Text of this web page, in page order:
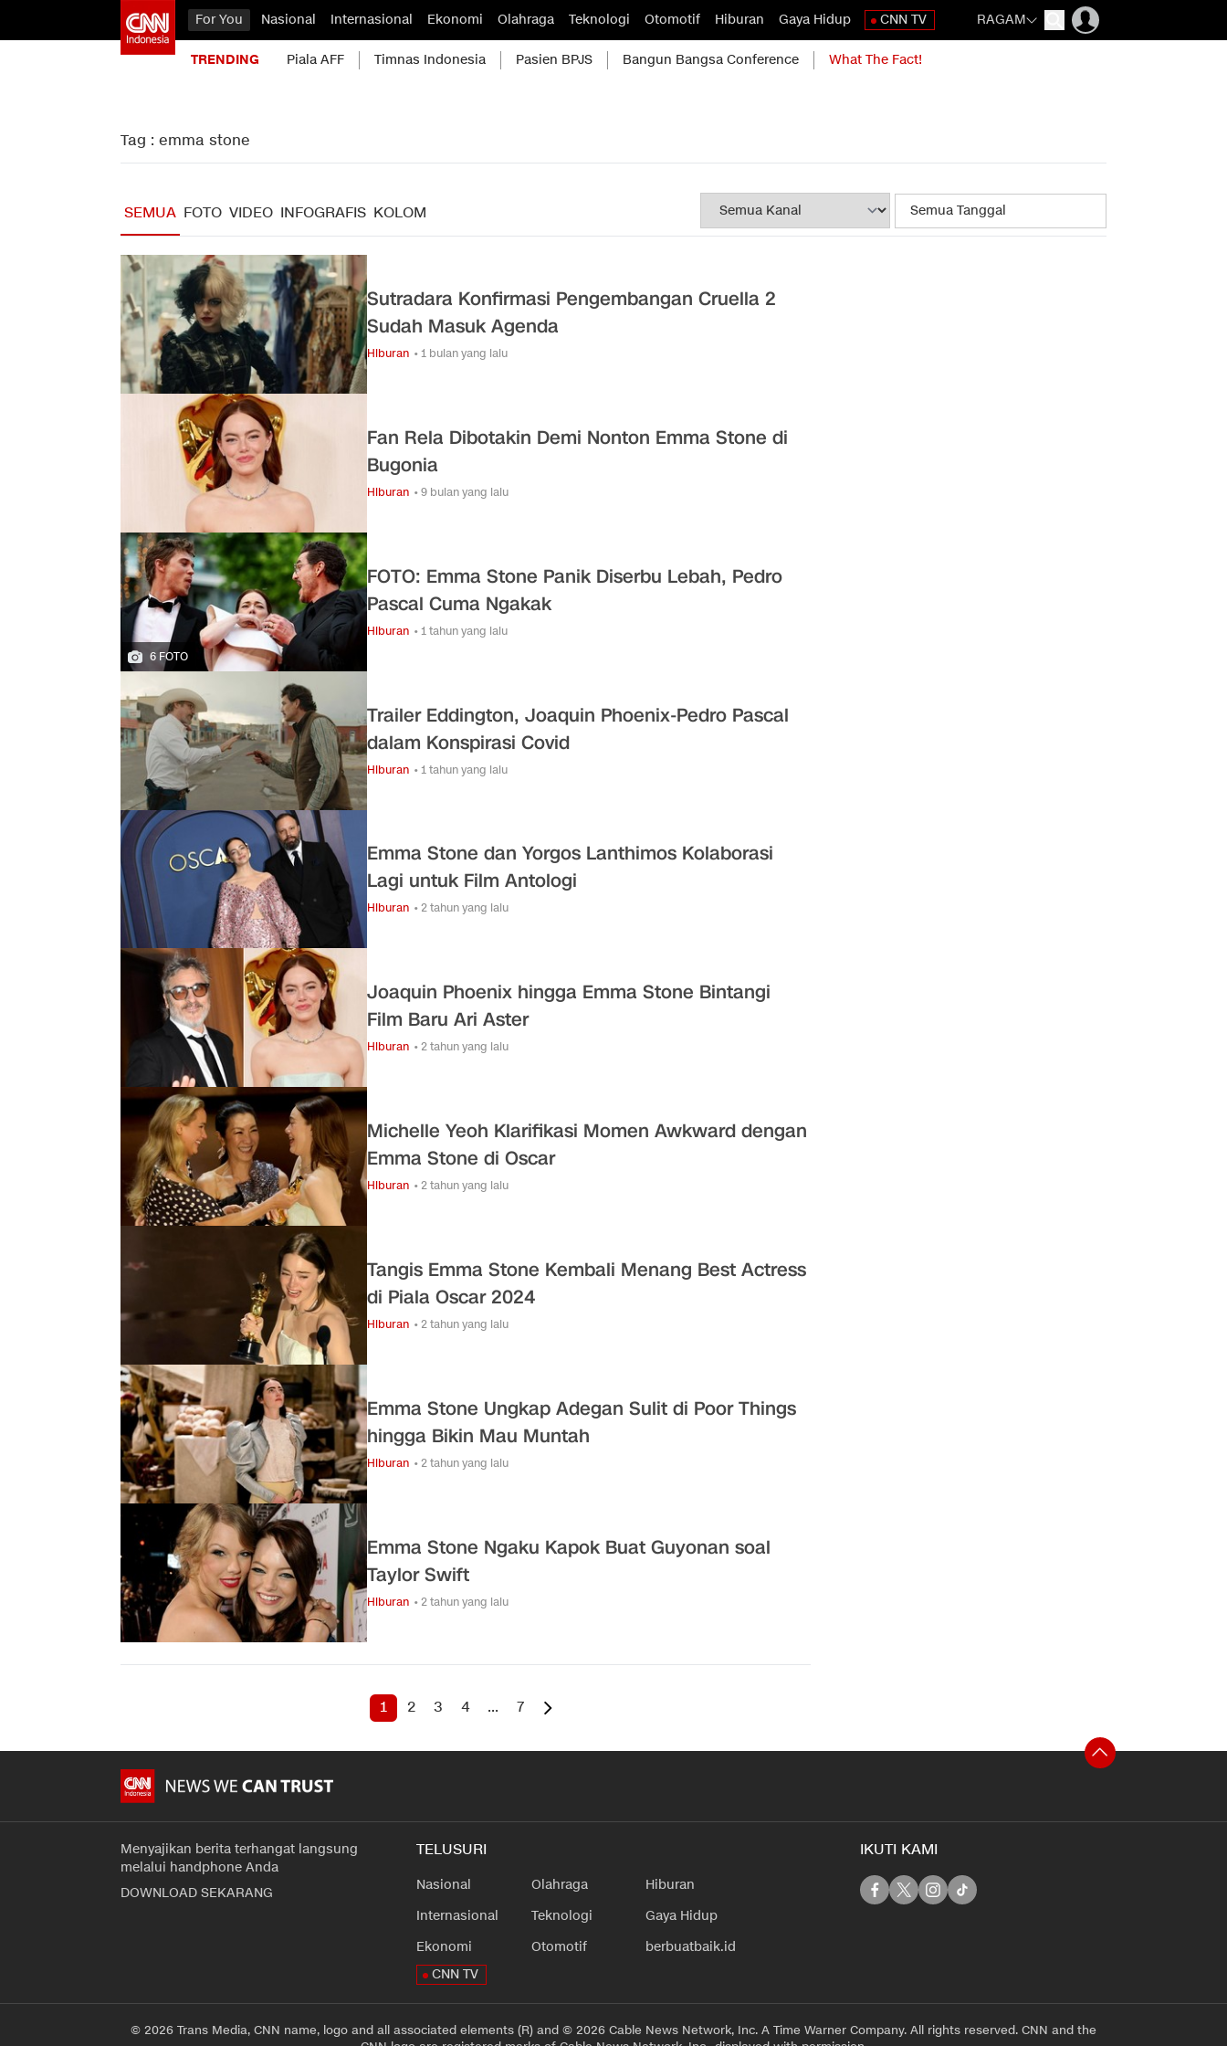
For You Nasional Internasional Ekonomi Olahraga Teknologi Otomotif Hiburan Gaya Hidup CNN TV RAGAM
TRENDING Piala AFF Timnas Indonesia Pasien BPJS Bangun Bangsa Conference What The Fact!
Tag : emma stone
SEMUA FOTO VIDEO INFOGRAFIS KOLOM
Sutradara Konfirmasi Pengembangan Cruella 2
Sudah Masuk Agenda
Hiburan • 1 bulan yang lalu
Fan Rela Dibotakin Demi Nonton Emma Stone di
Bugonia
Hiburan • 9 bulan yang lalu
6 FOTO
FOTO: Emma Stone Panik Diserbu Lebah, Pedro
Pascal Cuma Ngakak
Hiburan • 1 tahun yang lalu
Trailer Eddington, Joaquin Phoenix-Pedro Pascal
dalam Konspirasi Covid
Hiburan • 1 tahun yang lalu
Emma Stone dan Yorgos Lanthimos Kolaborasi
Lagi untuk Film Antologi
Hiburan • 2 tahun yang lalu
Joaquin Phoenix hingga Emma Stone Bintangi
Film Baru Ari Aster
Hiburan • 2 tahun yang lalu
Michelle Yeoh Klarifikasi Momen Awkward dengan
Emma Stone di Oscar
Hiburan • 2 tahun yang lalu
Tangis Emma Stone Kembali Menang Best Actress
di Piala Oscar 2024
Hiburan • 2 tahun yang lalu
Emma Stone Ungkap Adegan Sulit di Poor Things
hingga Bikin Mau Muntah
Hiburan • 2 tahun yang lalu
Emma Stone Ngaku Kapok Buat Guyonan soal
Taylor Swift
Hiburan • 2 tahun yang lalu
1 2 3 4 ... 7
Menyajikan berita terhangat langsung
melalui handphone Anda
DOWNLOAD SEKARANG
TELUSURI
Nasional
Internasional
Ekonomi
Olahraga
Teknologi
Otomotif
Hiburan
Gaya Hidup
berbuatbaik.id
CNN TV
IKUTI KAMI
© 2026 Trans Media, CNN name, logo and all associated elements (R) and © 2026 Cable News Network, Inc. A Time Warner Company. All rights reserved. CNN and the